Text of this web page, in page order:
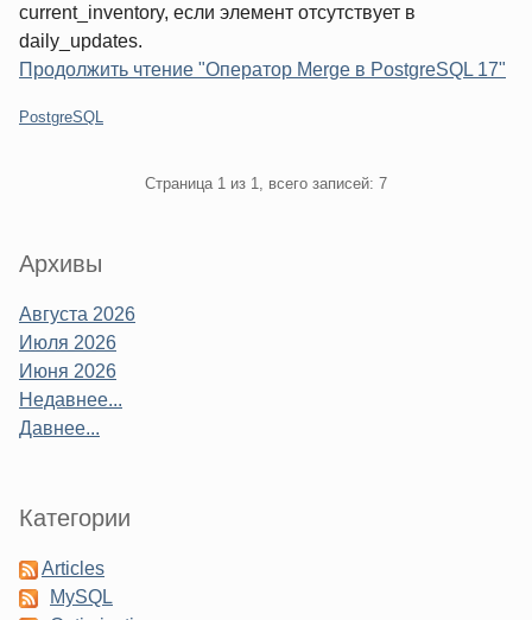
current_inventory, если элемент отсутствует в
daily_updates.
Продолжить чтение "Оператор Merge в PostgreSQL 17"
Категории:
PostgreSQL
Страница 1 из 1, всего записей: 7
Sidebar
Архивы
Августа 2026
Июля 2026
Июня 2026
Недавнее...
Давнее...
Категории
Articles
MySQL